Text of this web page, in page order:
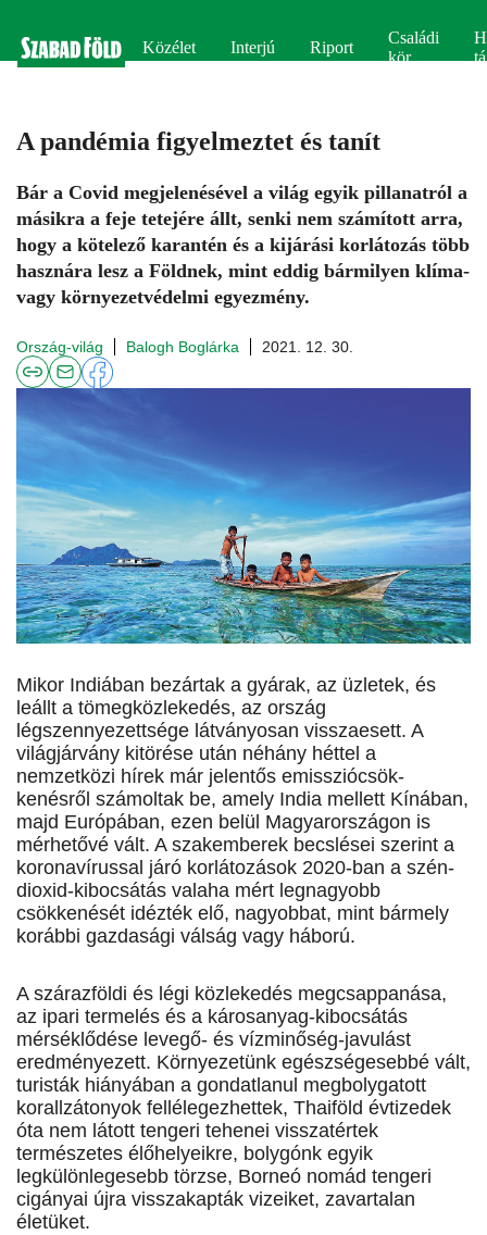
Közélet Interjú Riport
Családi
kör
A pandémia figyelmeztet és tanít
Bár a Covid megjelenésével a világ egyik pillanatról a
másikra a feje tetejére állt, senki nem számított arra,
hogy a kötelező karantén és a kijárási korlátozás több
hasznára lesz a Földnek, mint eddig bármilyen klíma-
vagy környezetvédelmi egyezmény.
Ország-világ Balogh Boglárka 2021. 12. 30.
Mikor Indiában bezártak a gyárak, az üzletek, és
leállt a tömegközlekedés, az ország
légszennyezettsége látványosan visszaesett. A
világjárvány kitörése után néhány héttel a
nemzetközi hírek már jelentős emisszió­csök­
kenésről számoltak be, amely India mellett Kínában,
majd Európában, ezen belül Magyarországon is
mérhetővé vált. A szakemberek becslései szerint a
koronavírussal járó korlátozások 2020-ban a szén-
dioxid-kibocsátás valaha mért legnagyobb
csökkenését idézték elő, nagyobbat, mint bármely
korábbi gazdasági válság vagy háború.
A szárazföldi és légi közlekedés megcsappanása,
az ipari termelés és a károsanyag-kibocsátás
mérséklődése levegő- és vízminőség-javulást
eredményezett. Környezetünk egészségesebbé vált,
turisták hiányában a gondatlanul megbolygatott
korallzátonyok fellélegezhettek, Thaiföld évtizedek
óta nem látott tengeri tehenei visszatértek
természetes élőhelyeikre, bolygónk egyik
legkülönlegesebb törzse, Borneó nomád tengeri
cigányai újra visszakapták vizeiket, zavartalan
életüket.